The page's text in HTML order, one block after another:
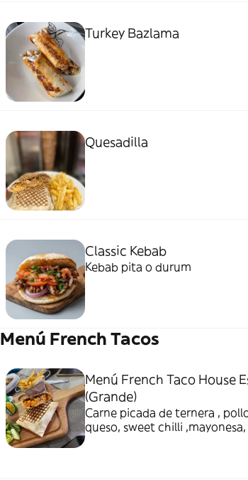
Turkey Bazlama
Quesadilla
Classic Kebab
Kebab pita o durum
Menú French Tacos
Menú French Taco House
(Grande)
Carne picada de ternera ,
queso, sweet chilli